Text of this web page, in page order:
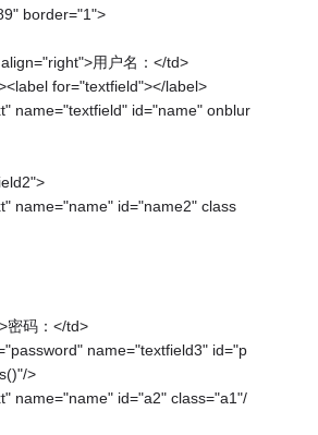
border="1">
用户名：</td>
for="textfield"></label>
name="textfield" id="name" onblur
name="name" id="name2" class
密码：</td>
name="textfield3" id="p
>
name="name" id="a2" class="a1"/